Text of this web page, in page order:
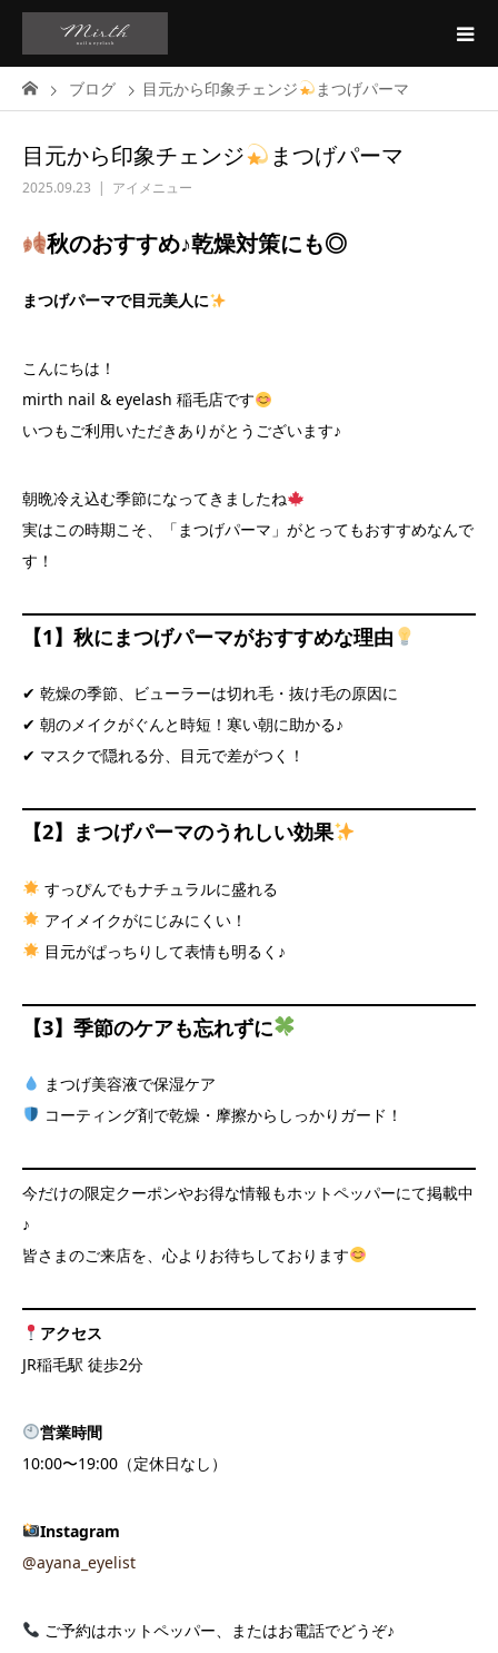
ブログ 目元から印象チェンジ まつげパーマ
目元から印象チェンジ まつげパーマ
2025.09.23 アイメニュー
秋のおすすめ♪乾燥対策にも◎
まつげパーマで目元美人に
こんにちは！
mirth nail & eyelash 稲毛店です
いつもご利用いただきありがとうございます♪
朝晩冷え込む季節になってきましたね
実はこの時期こそ、「まつげパーマ」がとってもおすすめなんで
す！
【1】秋にまつげパーマがおすすめな理由
✔ 乾燥の季節、ビューラーは切れ毛・抜け毛の原因に
✔ 朝のメイクがぐんと時短！寒い朝に助かる♪
✔ マスクで隠れる分、目元で差がつく！
【2】まつげパーマのうれしい効果
すっぴんでもナチュラルに盛れる
アイメイクがにじみにくい！
目元がぱっちりして表情も明るく♪
【3】季節のケアも忘れずに
まつげ美容液で保湿ケア
コーティング剤で乾燥・摩擦からしっかりガード！
今だけの限定クーポンやお得な情報もホットペッパーにて掲載中
♪
皆さまのご来店を、心よりお待ちしております
アクセス
JR稲毛駅 徒歩2分
営業時間
10:00〜19:00（定休日なし）
Instagram
@ayana_eyelist
ご予約はホットペッパー、またはお電話でどうぞ♪